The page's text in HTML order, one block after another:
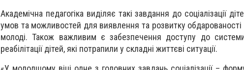
Академічна педагогіка виділяє такі завдання до соціалізації
умов та можливостей для виявлення та розвитку обдарованості
молоді. Також важливим є забезпечення доступу до
реабілітації дітей, які потрапили у складні життєві ситуації.